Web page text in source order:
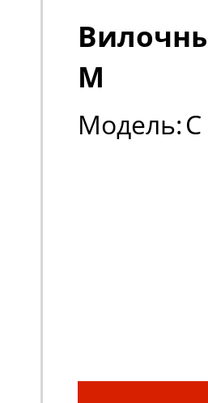
M
Модель: